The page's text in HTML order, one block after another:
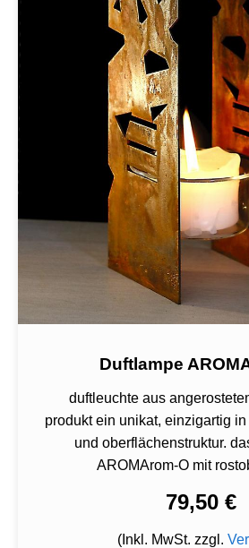
Duftlampe
duftleuchte aus
produkt ein unikat, einzigartig
und oberflächenstruktur.
AROMArom-O mit
79,50 €
(Inkl. MwSt. zzgl.